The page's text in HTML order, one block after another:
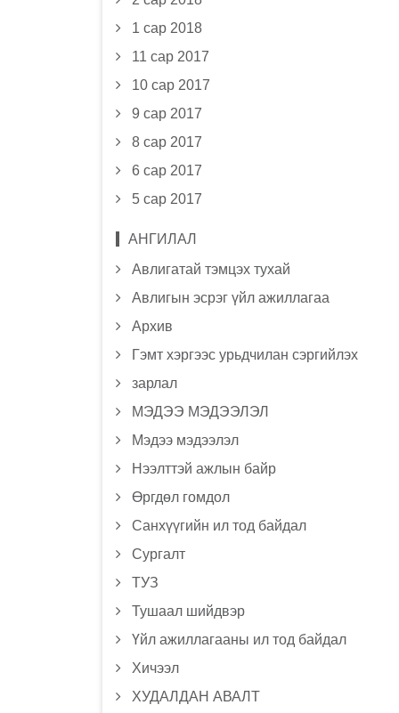
1 сар 2018
11 сар 2017
10 сар 2017
9 сар 2017
8 сар 2017
6 сар 2017
5 сар 2017
АНГИЛАЛ
Авлигатай тэмцэх тухай
Авлигын эсрэг үйл ажиллагаа
Архив
Гэмт хэргээс урьдчилан сэргийлэх
зарлал
МЭДЭЭ МЭДЭЭЛЭЛ
Мэдээ мэдээлэл
Нээлттэй ажлын байр
Өргдөл гомдол
Санхүүгийн ил тод байдал
Сургалт
ТУЗ
Тушаал шийдвэр
Үйл ажиллагааны ил тод байдал
Хичээл
ХУДАЛДАН АВАЛТ